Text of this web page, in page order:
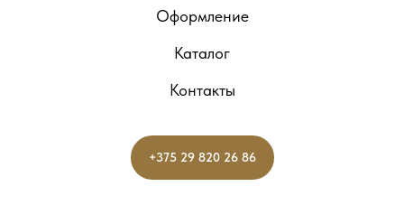
Оформление
Каталог
Контакты
+375 29 820 26 86